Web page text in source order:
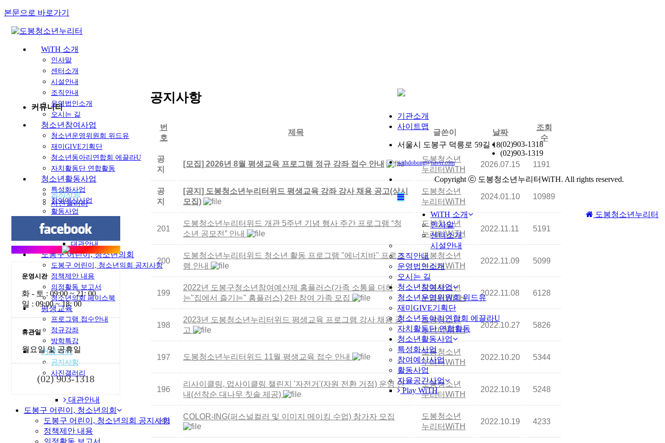
본문으로 바로가기
WiTH 소개
인사말
센터소개
시설안내
조직안내
운영법인소개
오시는 길
청소년참여사업
청소년운영위원회 위드유
재미GIVE기획단
청소년동아리연합회 에끌라U
자치활동단 연합활동
청소년활동사업
특성화사업
참여예산사업
활동사업
자율공간사업
Play WiTH
대관안내
도봉구 어린이, 청소년의회
도봉구 어린이, 청소년의회 공지사항
정책제안 내용
의정활동 보고서
청소년의회 페이스북
평생교육
프로그램 접수안내
정규강좌
방학특강
커뮤니티
공지사항
사진갤러리
공지사항
번
호
제목 글쓴이 날짜
조회
수
공
지
[모집] 2026년 8월 평생교육 프로그램 정규 강좌 접수 안내
도봉청소년
누리터WiTH
2026.07.15 1191
공
지
[공지] 도봉청소년누리터위드 평생교육 강좌 강사 채용 공고(상시
모집)
도봉청소년
누리터WiTH
2024.01.10 10989
201
도봉청소년누리터위드 개관 5주년 기념 행사 주간 프로그램 “청
소년 공모전” 안내
도봉청소년
누리터WiTH
2022.11.11 5191
200
도봉청소년누리터위드 청소년 활동 프로그램 "에너지바" 프로그
램 안내
도봉청소년
누리터WiTH
2022.11.09 5099
199
2022년 도봉구청소년참여예산제 홈플러스(가족 소통을 더하
는"집에서 즐기는" 홈플러스) 2탄 참여 가족 모집
도봉청소년
누리터WiTH
2022.11.08 6128
198
2023년 도봉청소년누리터위드 평생교육 프로그램 강사 채용 공
고
도봉청소년
누리터WiTH
2022.10.27 5826
197 도봉청소년누리터위드 11월 평생교육 접수 안내
도봉청소년
누리터WiTH
2022.10.20 5344
196
리사이클링, 업사이클링 챌린지 '자전거'(자원 전환 거점) 운영 안
내(선착순 대나무 칫솔 제공)
도봉청소년
누리터WiTH
2022.10.19 5248
195
COLOR-ING(퍼스널컬러 및 이미지 메이킹 수업) 참가자 모집
도봉청소년
누리터WiTH
2022.10.19 4233
커뮤니티
공지사항
사진갤러리
운영시간
화 - 토 : 09:00 ~ 21: 00
일 : 09:00 ~ 18: 00
휴관일
월요일 및 공휴일
(02) 903-1318
기관소개
사이트맵
서울시 도봉구 덕릉로 59길 18(02)903-1318
(02)903-1319
withdobong@naver.com
Copyright ⓒ 도봉청소년누리터WiTH. All rights reserved.
MENU
도봉청소년누리터
WiTH 소개
인사말
센터소개
시설안내
조직안내
운영법인소개
오시는 길
청소년참여사업
청소년운영위원회 위드유
재미GIVE기획단
청소년동아리연합회 에끌라U
자치활동단 연합활동
청소년활동사업
특성화사업
참여예산사업
활동사업
자율공간사업
Play WiTH
대관안내
도봉구 어린이, 청소년의회
도봉구 어린이, 청소년의회 공지사항
정책제안 내용
의정활동 보고서